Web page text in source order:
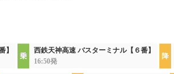
】
西鉄天神高速 バスターミナル【６番】
16:50発